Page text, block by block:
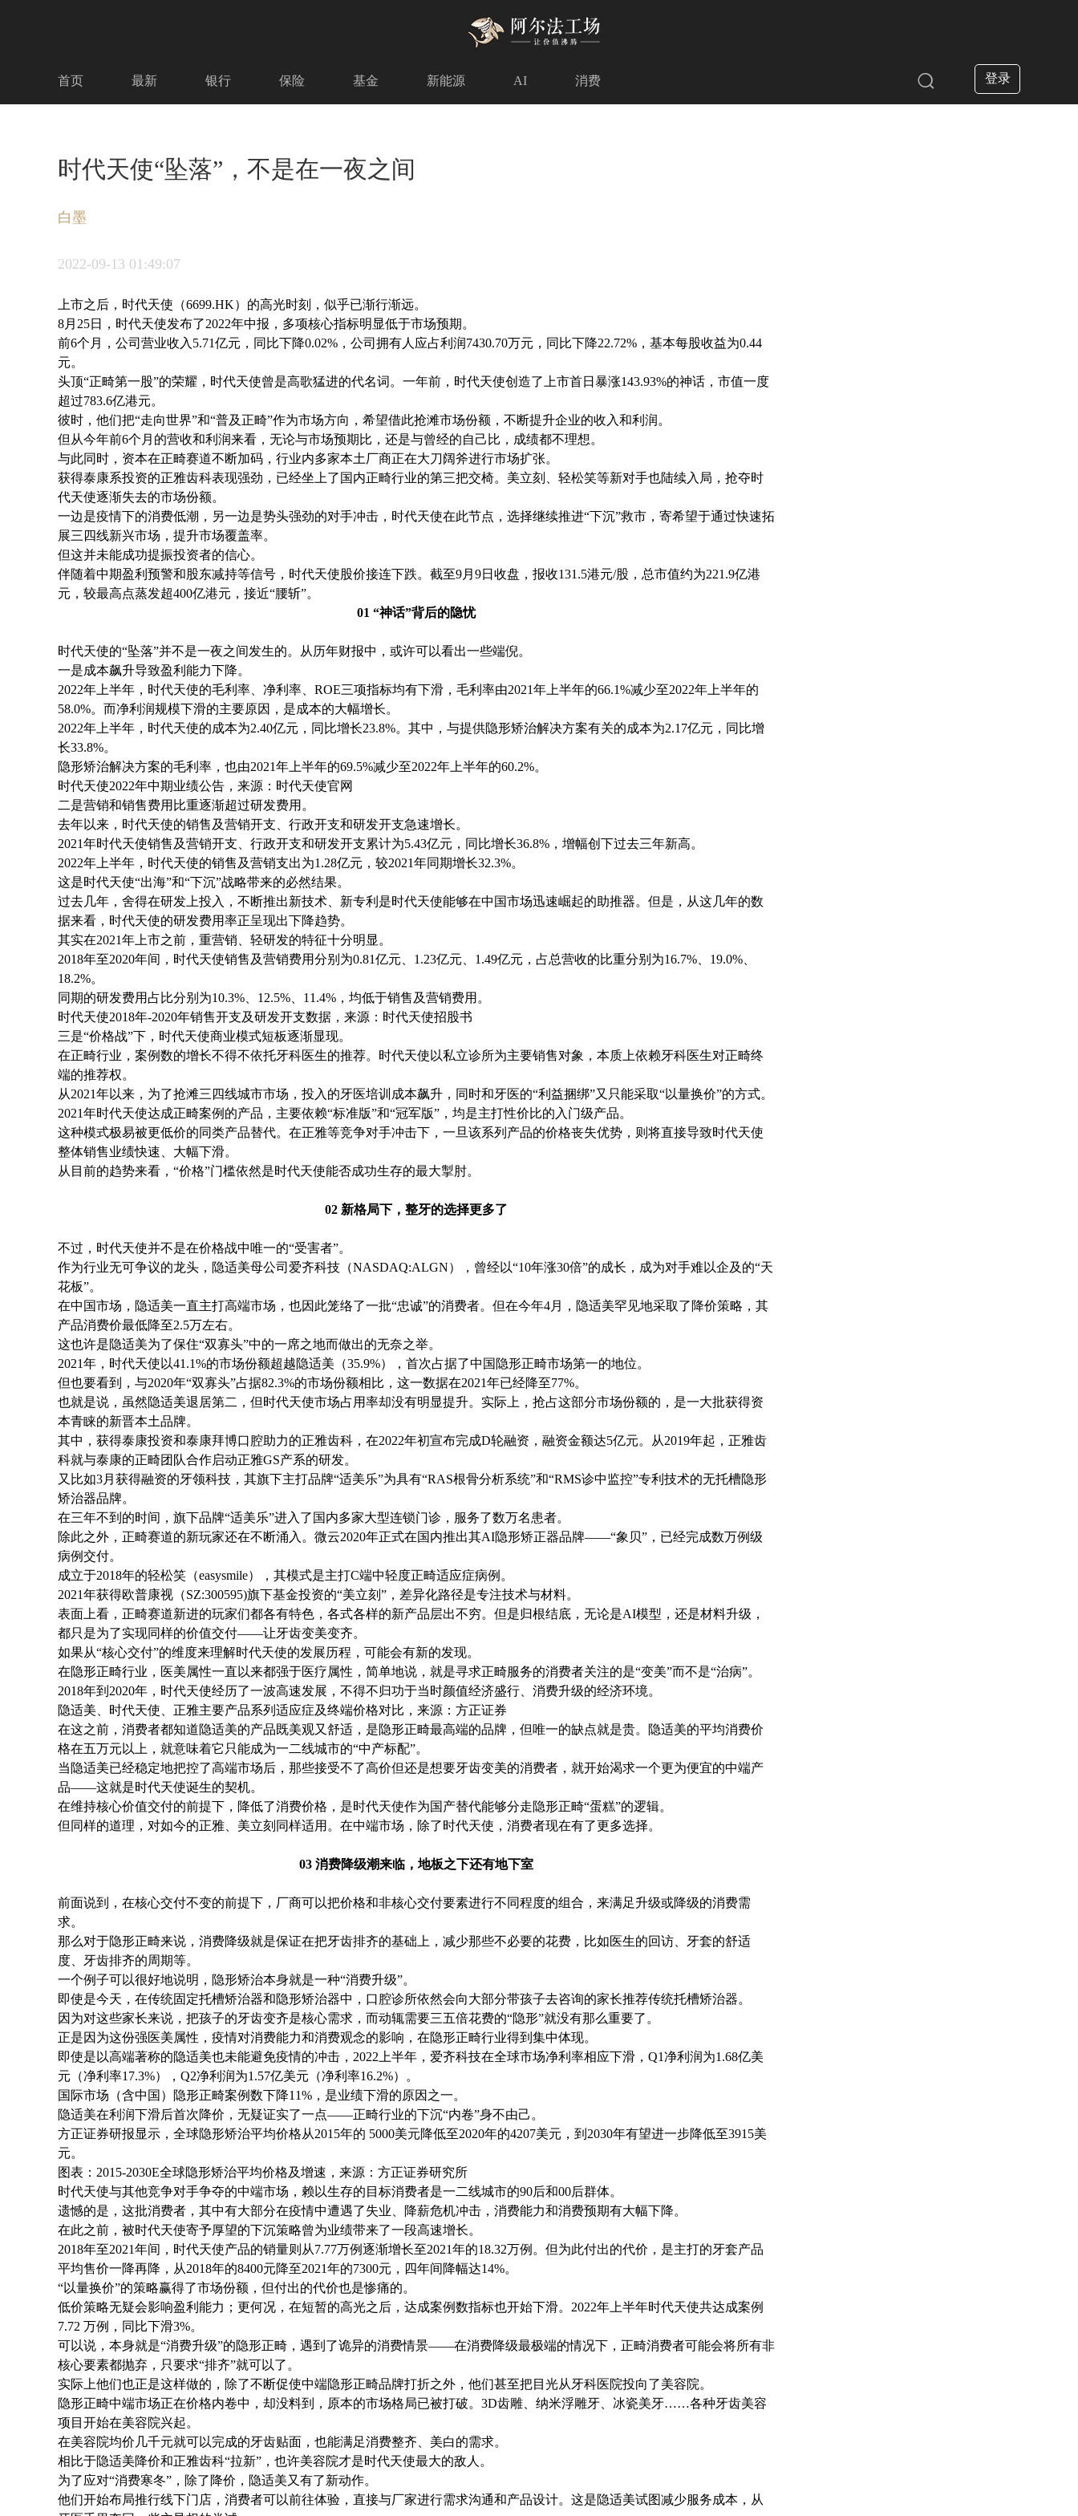
首页 最新 银行 保险 基金 新能源 AI 消费  登录
时代天使“坠落”，不是在一夜之间
白墨
2022-09-13 01:49:07
上市之后，时代天使（6699.HK）的高光时刻，似乎已渐行渐远。
8月25日，时代天使发布了2022年中报，多项核心指标明显低于市场预期。
前6个月，公司营业收入5.71亿元，同比下降0.02%，公司拥有人应占利润7430.70万元，同比下降22.72%，基本每股收益为0.44
元。
头顶“正畸第一股”的荣耀，时代天使曾是高歌猛进的代名词。一年前，时代天使创造了上市首日暴涨143.93%的神话，市值一度
超过783.6亿港元。
彼时，他们把“走向世界”和“普及正畸”作为市场方向，希望借此抢滩市场份额，不断提升企业的收入和利润。
但从今年前6个月的营收和利润来看，无论与市场预期比，还是与曾经的自己比，成绩都不理想。
与此同时，资本在正畸赛道不断加码，行业内多家本土厂商正在大刀阔斧进行市场扩张。
获得泰康系投资的正雅齿科表现强劲，已经坐上了国内正畸行业的第三把交椅。美立刻、轻松笑等新对手也陆续入局，抢夺时
代天使逐渐失去的市场份额。
一边是疫情下的消费低潮，另一边是势头强劲的对手冲击，时代天使在此节点，选择继续推进“下沉”救市，寄希望于通过快速拓
展三四线新兴市场，提升市场覆盖率。
但这并未能成功提振投资者的信心。
伴随着中期盈利预警和股东减持等信号，时代天使股价接连下跌。截至9月9日收盘，报收131.5港元/股，总市值约为221.9亿港
元，较最高点蒸发超400亿港元，接近“腰斩”。
01 “神话”背后的隐忧
时代天使的“坠落”并不是一夜之间发生的。从历年财报中，或许可以看出一些端倪。
一是成本飙升导致盈利能力下降。
2022年上半年，时代天使的毛利率、净利率、ROE三项指标均有下滑，毛利率由2021年上半年的66.1%减少至2022年上半年的
58.0%。而净利润规模下滑的主要原因，是成本的大幅增长。
2022年上半年，时代天使的成本为2.40亿元，同比增长23.8%。其中，与提供隐形矫治解决方案有关的成本为2.17亿元，同比增
长33.8%。
隐形矫治解决方案的毛利率，也由2021年上半年的69.5%减少至2022年上半年的60.2%。
时代天使2022年中期业绩公告，来源：时代天使官网
二是营销和销售费用比重逐渐超过研发费用。
去年以来，时代天使的销售及营销开支、行政开支和研发开支急速增长。
2021年时代天使销售及营销开支、行政开支和研发开支累计为5.43亿元，同比增长36.8%，增幅创下过去三年新高。
2022年上半年，时代天使的销售及营销支出为1.28亿元，较2021年同期增长32.3%。
这是时代天使“出海”和“下沉”战略带来的必然结果。
过去几年，舍得在研发上投入，不断推出新技术、新专利是时代天使能够在中国市场迅速崛起的助推器。但是，从这几年的数
据来看，时代天使的研发费用率正呈现出下降趋势。
其实在2021年上市之前，重营销、轻研发的特征十分明显。
2018年至2020年间，时代天使销售及营销费用分别为0.81亿元、1.23亿元、1.49亿元，占总营收的比重分别为16.7%、19.0%、
18.2%。
同期的研发费用占比分别为10.3%、12.5%、11.4%，均低于销售及营销费用。
时代天使2018年-2020年销售开支及研发开支数据，来源：时代天使招股书
三是“价格战”下，时代天使商业模式短板逐渐显现。
在正畸行业，案例数的增长不得不依托牙科医生的推荐。时代天使以私立诊所为主要销售对象，本质上依赖牙科医生对正畸终
端的推荐权。
从2021年以来，为了抢滩三四线城市市场，投入的牙医培训成本飙升，同时和牙医的“利益捆绑”又只能采取“以量换价”的方式。
2021年时代天使达成正畸案例的产品，主要依赖“标准版”和“冠军版”，均是主打性价比的入门级产品。
这种模式极易被更低价的同类产品替代。在正雅等竞争对手冲击下，一旦该系列产品的价格丧失优势，则将直接导致时代天使
整体销售业绩快速、大幅下滑。
从目前的趋势来看，“价格”门槛依然是时代天使能否成功生存的最大掣肘。
02 新格局下，整牙的选择更多了
不过，时代天使并不是在价格战中唯一的“受害者”。
作为行业无可争议的龙头，隐适美母公司爱齐科技（NASDAQ:ALGN），曾经以“10年涨30倍”的成长，成为对手难以企及的“天
花板”。
在中国市场，隐适美一直主打高端市场，也因此笼络了一批“忠诚”的消费者。但在今年4月，隐适美罕见地采取了降价策略，其
产品消费价最低降至2.5万左右。
这也许是隐适美为了保住“双寡头”中的一席之地而做出的无奈之举。
2021年，时代天使以41.1%的市场份额超越隐适美（35.9%），首次占据了中国隐形正畸市场第一的地位。
但也要看到，与2020年“双寡头”占据82.3%的市场份额相比，这一数据在2021年已经降至77%。
也就是说，虽然隐适美退居第二，但时代天使市场占用率却没有明显提升。实际上，抢占这部分市场份额的，是一大批获得资
本青睐的新晋本土品牌。
其中，获得泰康投资和泰康拜博口腔助力的正雅齿科，在2022年初宣布完成D轮融资，融资金额达5亿元。从2019年起，正雅齿
科就与泰康的正畸团队合作启动正雅GS产系的研发。
又比如3月获得融资的牙领科技，其旗下主打品牌“适美乐”为具有“RAS根骨分析系统”和“RMS诊中监控”专利技术的无托槽隐形
矫治器品牌。
在三年不到的时间，旗下品牌“适美乐”进入了国内多家大型连锁门诊，服务了数万名患者。
除此之外，正畸赛道的新玩家还在不断涌入。微云2020年正式在国内推出其AI隐形矫正器品牌——“象贝”，已经完成数万例级
病例交付。
成立于2018年的轻松笑（easysmile），其模式是主打C端中轻度正畸适应症病例。
2021年获得欧普康视（SZ:300595)旗下基金投资的“美立刻”，差异化路径是专注技术与材料。
表面上看，正畸赛道新进的玩家们都各有特色，各式各样的新产品层出不穷。但是归根结底，无论是AI模型，还是材料升级，
都只是为了实现同样的价值交付——让牙齿变美变齐。
如果从“核心交付”的维度来理解时代天使的发展历程，可能会有新的发现。
在隐形正畸行业，医美属性一直以来都强于医疗属性，简单地说，就是寻求正畸服务的消费者关注的是“变美”而不是“治病”。
2018年到2020年，时代天使经历了一波高速发展，不得不归功于当时颜值经济盛行、消费升级的经济环境。
隐适美、时代天使、正雅主要产品系列适应症及终端价格对比，来源：方正证券
在这之前，消费者都知道隐适美的产品既美观又舒适，是隐形正畸最高端的品牌，但唯一的缺点就是贵。隐适美的平均消费价
格在五万元以上，就意味着它只能成为一二线城市的“中产标配”。
当隐适美已经稳定地把控了高端市场后，那些接受不了高价但还是想要牙齿变美的消费者，就开始渴求一个更为便宜的中端产
品——这就是时代天使诞生的契机。
在维持核心价值交付的前提下，降低了消费价格，是时代天使作为国产替代能够分走隐形正畸“蛋糕”的逻辑。
但同样的道理，对如今的正雅、美立刻同样适用。在中端市场，除了时代天使，消费者现在有了更多选择。
03 消费降级潮来临，地板之下还有地下室
前面说到，在核心交付不变的前提下，厂商可以把价格和非核心交付要素进行不同程度的组合，来满足升级或降级的消费需
求。
那么对于隐形正畸来说，消费降级就是保证在把牙齿排齐的基础上，减少那些不必要的花费，比如医生的回访、牙套的舒适
度、牙齿排齐的周期等。
一个例子可以很好地说明，隐形矫治本身就是一种“消费升级”。
即使是今天，在传统固定托槽矫治器和隐形矫治器中，口腔诊所依然会向大部分带孩子去咨询的家长推荐传统托槽矫治器。
因为对这些家长来说，把孩子的牙齿变齐是核心需求，而动辄需要三五倍花费的“隐形”就没有那么重要了。
正是因为这份强医美属性，疫情对消费能力和消费观念的影响，在隐形正畸行业得到集中体现。
即使是以高端著称的隐适美也未能避免疫情的冲击，2022上半年，爱齐科技在全球市场净利率相应下滑，Q1净利润为1.68亿美
元（净利率17.3%），Q2净利润为1.57亿美元（净利率16.2%）。
国际市场（含中国）隐形正畸案例数下降11%，是业绩下滑的原因之一。
隐适美在利润下滑后首次降价，无疑证实了一点——正畸行业的下沉“内卷”身不由己。
方正证券研报显示，全球隐形矫治平均价格从2015年的 5000美元降低至2020年的4207美元，到2030年有望进一步降低至3915美
元。
图表：2015-2030E全球隐形矫治平均价格及增速，来源：方正证券研究所
时代天使与其他竞争对手争夺的中端市场，赖以生存的目标消费者是一二线城市的90后和00后群体。
遗憾的是，这批消费者，其中有大部分在疫情中遭遇了失业、降薪危机冲击，消费能力和消费预期有大幅下降。
在此之前，被时代天使寄予厚望的下沉策略曾为业绩带来了一段高速增长。
2018年至2021年间，时代天使产品的销量则从7.77万例逐渐增长至2021年的18.32万例。但为此付出的代价，是主打的牙套产品
平均售价一降再降，从2018年的8400元降至2021年的7300元，四年间降幅达14%。
“以量换价”的策略赢得了市场份额，但付出的代价也是惨痛的。
低价策略无疑会影响盈利能力；更何况，在短暂的高光之后，达成案例数指标也开始下滑。2022年上半年时代天使共达成案例
7.72 万例，同比下滑3%。
可以说，本身就是“消费升级”的隐形正畸，遇到了诡异的消费情景——在消费降级最极端的情况下，正畸消费者可能会将所有非
核心要素都抛弃，只要求“排齐”就可以了。
实际上他们也正是这样做的，除了不断促使中端隐形正畸品牌打折之外，他们甚至把目光从牙科医院投向了美容院。
隐形正畸中端市场正在价格内卷中，却没料到，原本的市场格局已被打破。3D齿雕、纳米浮雕牙、冰瓷美牙……各种牙齿美容
项目开始在美容院兴起。
在美容院均价几千元就可以完成的牙齿贴面，也能满足消费整齐、美白的需求。
相比于隐适美降价和正雅齿科“拉新”，也许美容院才是时代天使最大的敌人。
为了应对“消费寒冬”，除了降价，隐适美又有了新动作。
他们开始布局推行线下门店，消费者可以前往体验，直接与厂家进行需求沟通和产品设计。这是隐适美试图减少服务成本，从